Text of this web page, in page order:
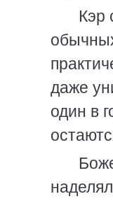
Кэр
даже
один в